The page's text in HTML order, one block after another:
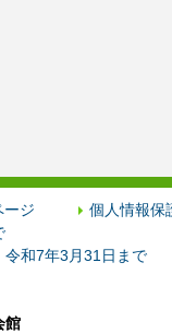
ージ
個人情報保
和7年3月31日まで
館